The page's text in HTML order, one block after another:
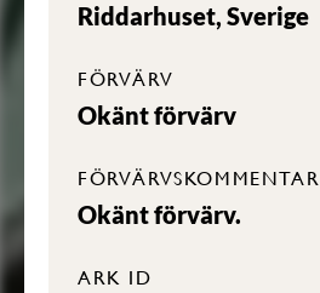
Riddarhuset, Sverige
FÖRVÄRV
Okänt förvärv
FÖRVÄRVSKOMMENTAR
Okänt förvärv.
ARK ID